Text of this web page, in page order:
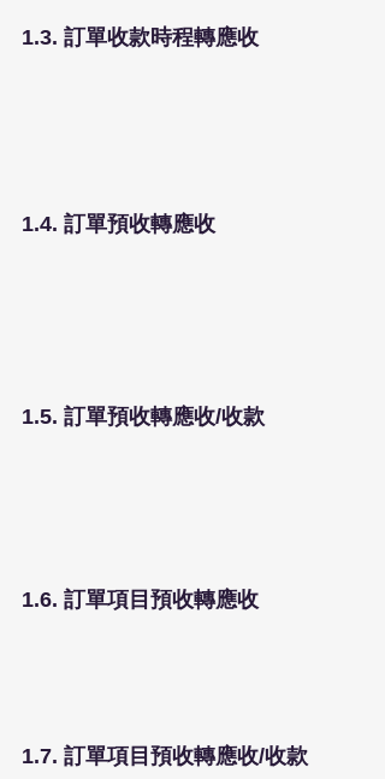
1.3. 訂單收款時程轉應收
1.4. 訂單預收轉應收
1.5. 訂單預收轉應收/收款
1.6. 訂單項目預收轉應收
1.7. 訂單項目預收轉應收/收款